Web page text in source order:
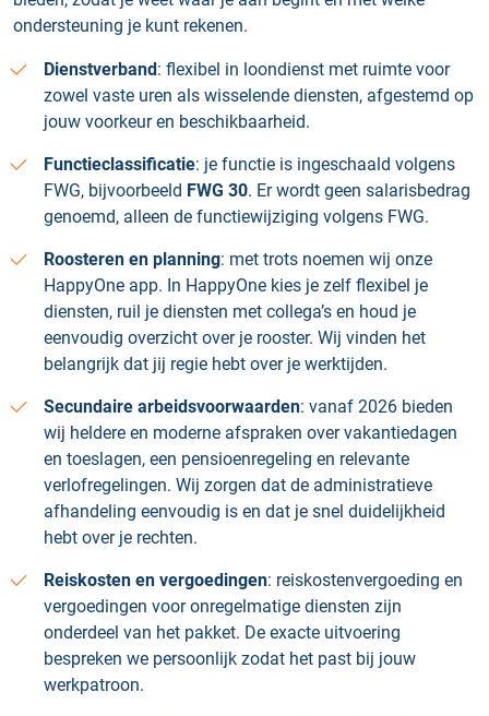
ondersteuning je kunt rekenen.
Dienstverband: flexibel in loondienst met ruimte voor
zowel vaste uren als wisselende diensten, afgestemd op
jouw voorkeur en beschikbaarheid.
Functieclassificatie: je functie is ingeschaald volgens
FWG, bijvoorbeeld FWG 30. Er wordt geen salarisbedrag
genoemd, alleen de functiewijziging volgens FWG.
Roosteren en planning: met trots noemen wij onze
HappyOne app. In HappyOne kies je zelf flexibel je
diensten, ruil je diensten met collega’s en houd je
eenvoudig overzicht over je rooster. Wij vinden het
belangrijk dat jij regie hebt over je werktijden.
Secundaire arbeidsvoorwaarden: vanaf 2026 bieden
wij heldere en moderne afspraken over vakantiedagen
en toeslagen, een pensioenregeling en relevante
verlofregelingen. Wij zorgen dat de administratieve
afhandeling eenvoudig is en dat je snel duidelijkheid
hebt over je rechten.
Reiskosten en vergoedingen: reiskostenvergoeding en
vergoedingen voor onregelmatige diensten zijn
onderdeel van het pakket. De exacte uitvoering
bespreken we persoonlijk zodat het past bij jouw
werkpatroon.